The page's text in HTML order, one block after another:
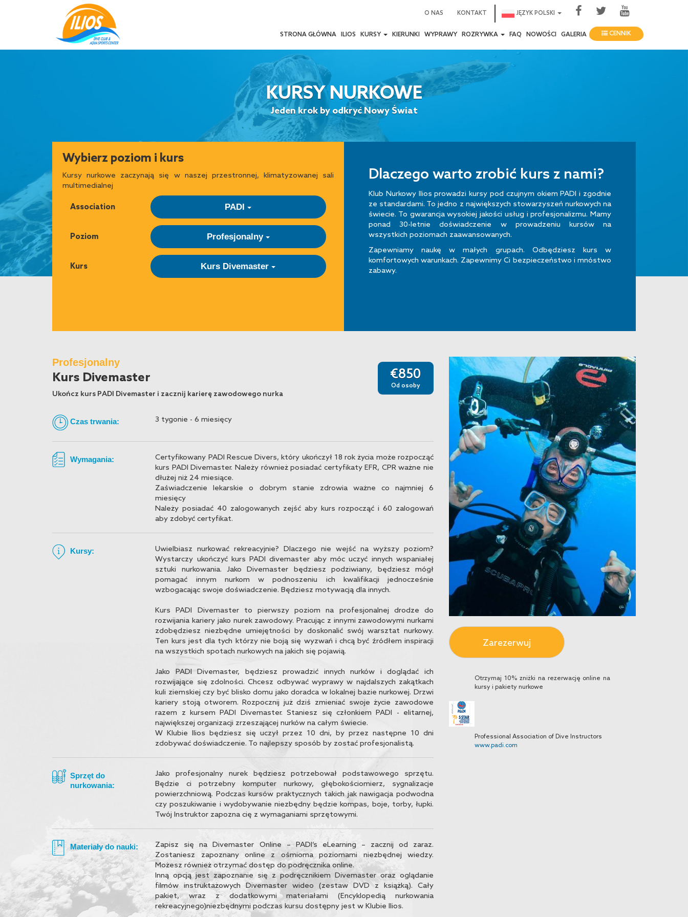
O NAS KONTAKT JĘZYK POLSKI
STRONA GŁÓWNA ILIOS KURSY KIERUNKI WYPRAWY ROZRYWKA FAQ NOWOŚCI GALERIA CENNIK
KURSY NURKOWE
Jeden krok by odkryć Nowy Świat
Wybierz poziom i kurs
Kursy nurkowe zaczynają się w naszej przestronnej, klimatyzowanej sali
multimedialnej
Association PADI
Poziom Profesjonalny
Kurs Kurs Divemaster
Dlaczego warto zrobić kurs z nami?
Klub Nurkowy Ilios prowadzi kursy pod czujnym okiem PADI i zgodnie
ze standardami. To jedno z największych stowarzyszeń nurkowych na
świecie. To gwarancja wysokiej jakości usług i profesjonalizmu. Mamy
ponad 30-letnie doświadczenie w prowadzeniu kursów na
wszystkich poziomach zaawansowanych.
Zapewniamy naukę w małych grupach. Odbędziesz kurs w
komfortowych warunkach. Zapewnimy Ci bezpieczeństwo i mnóstwo
zabawy.
Profesjonalny
Kurs Divemaster
Ukończ kurs PADI Divemaster i zacznij karierę zawodowego nurka
€850
Od osoby
Czas trwania: 3 tygonie - 6 miesięcy
Wymagania:
Certyfikowany PADI Rescue Divers, który ukończył 18 rok życia może rozpocząć
kurs PADI Divemaster. Należy również posiadać certyfikaty EFR, CPR ważne nie
dłużej niż 24 miesiące.
Zaświadczenie lekarskie o dobrym stanie zdrowia ważne co najmniej 6
miesięcy
Należy posiadać 40 zalogowanych zejść aby kurs rozpocząć i 60 zalogowań
aby zdobyć certyfikat.
Kursy:
Uwielbiasz nurkować rekreacyjnie? Dlaczego nie wejść na wyższy poziom?
Wystarczy ukończyć kurs PADI divemaster aby móc uczyć innych wspaniałej
sztuki nurkowania. Jako Divemaster będziesz podziwiany, będziesz mógł
pomagać innym nurkom w podnoszeniu ich kwalifikacji jednocześnie
wzbogacając swoje doświadczenie. Będziesz motywacją dla innych.
Kurs PADI Divemaster to pierwszy poziom na profesjonalnej drodze do
rozwijania kariery jako nurek zawodowy. Pracując z innymi zawodowymi nurkami
zdobędziesz niezbędne umiejętności by doskonalić swój warsztat nurkowy.
Ten kurs jest dla tych którzy nie boją się wyzwań i chcą być źródłem inspiracji
na wszystkich spotach nurkowych na jakich się pojawią.
Jako PADI Divemaster, będziesz prowadzić innych nurków i doglądać ich
rozwijające się zdolności. Chcesz odbywać wyprawy w najdalszych zakątkach
kuli ziemskiej czy być blisko domu jako doradca w lokalnej bazie nurkowej. Drzwi
kariery stoją otworem. Rozpocznij już dziś zmieniać swoje życie zawodowe
razem z kursem PADI Divemaster. Staniesz się członkiem PADI - elitarnej,
największej organizacji zrzeszającej nurków na całym świecie.
W Klubie Ilios będziesz się uczył przez 10 dni, by przez następne 10 dni
zdobywać doświadczenie. To najlepszy sposób by zostać profesjonalistą.
Sprzęt do
nurkowania:
Jako profesjonalny nurek będziesz potrzebował podstawowego sprzętu.
Będzie ci potrzebny komputer nurkowy, głębokościomierz, sygnalizacje
powierzchniową. Podczas kursów praktycznych takich jak nawigacja podwodna
czy poszukiwanie i wydobywanie niezbędny będzie kompas, boje, torby, łupki.
Twój Instruktor zapozna cię z wymaganiami sprzętowymi.
Materiały do nauki:
Zapisz się na Divemaster Online – PADI’s eLearning – zacznij od zaraz.
Zostaniesz zapoznany online z ośmioma poziomami niezbędnej wiedzy.
Możesz również otrzymać dostęp do podręcznika online.
Inną opcją jest zapoznanie się z podręcznikiem Divemaster oraz oglądanie
filmów instruktażowych Divemaster wideo (zestaw DVD z książką). Cały
pakiet, wraz z dodatkowymi materiałami (Encyklopedią nurkowania
rekreacyjnego)niezbędnymi podczas kursu dostępny jest w Klubie Ilios.
Zarezerwuj
Otrzymaj 10% zniżki na rezerwację online na
kursy i pakiety nurkowe
Professional Association of Dive Instructors
www.padi.com